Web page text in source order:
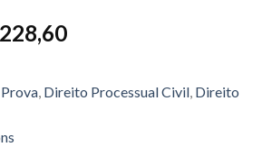
228,60O
é:
, Direito Processual Civil, Direito